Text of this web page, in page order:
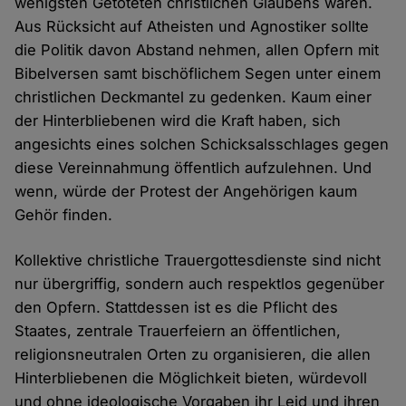
Aus Rücksicht auf Atheisten und Agnostiker sollte
die Politik davon Abstand nehmen, allen Opfern mit
Bibelversen samt bischöflichem Segen unter einem
christlichen Deckmantel zu gedenken. Kaum einer
der Hinterbliebenen wird die Kraft haben, sich
angesichts eines solchen Schicksalsschlages gegen
diese Vereinnahmung öffentlich aufzulehnen. Und
wenn, würde der Protest der Angehörigen kaum
Gehör finden.
Kollektive christliche Trauergottesdienste sind nicht
nur übergriffig, sondern auch respektlos gegenüber
den Opfern. Stattdessen ist es die Pflicht des
Staates, zentrale Trauerfeiern an öffentlichen,
religionsneutralen Orten zu organisieren, die allen
Hinterbliebenen die Möglichkeit bieten, würdevoll
und ohne ideologische Vorgaben ihr Leid und ihren